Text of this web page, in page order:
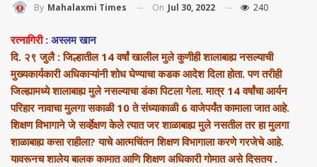
By Mahalaxmi Times On Jul 30, 2022 240
रत्नागिरी: अस्लम खान
दि. २९ जुलै : जिल्हातील 14 वर्षां खालील मुले कुणीही शालाबाह्य नसल्याची
मुख्यकार्यकारी अधिकाऱ्यांनी शोध घेण्याचा कडक आदेश दिला होता. पण तरीही
जिल्ह्यामध्ये शालाबाह्य मुले नसल्याचा डंका पिटला गेला. मात्र 14 वर्षांचा आर्यन
परिहार नावाचा मुलगा सकाळी 10 ते संध्याकाळी 6 वाजेपर्यंत कामाला जात आहे.
शिक्षण विभागाने जे सर्व्हेक्षण केले त्यात जर शाळाबाह्य मुले नसतील तर हा मुलगा
शाळाबाह्य कसा राहीला? याचे आत्मचिंतन शिक्षण विभागाला करणे गरजेचे आहे.
यावरूनच शालेय बालक कामात आणि शिक्षण अधिकारी गोमात असे दिसतय .